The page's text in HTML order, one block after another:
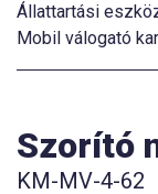
Állattartási
Mobil válogató
Szorító
KM-MV-4-62